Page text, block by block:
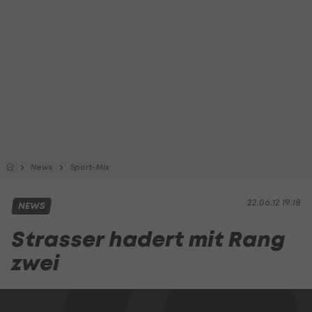
News Sport-Mix
22.06.12 19:18
NEWS
Strasser hadert mit Rang
zwei